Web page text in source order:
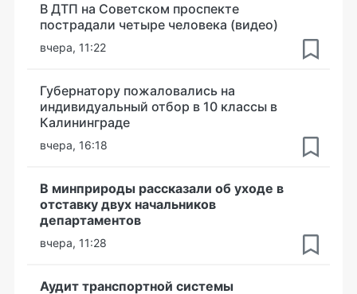
В ДТП на Советском проспекте
пострадали четыре человека (видео)
вчера, 11:22
Губернатору пожаловались на
индивидуальный отбор в 10 классы в
Калининграде
вчера, 16:18
В минприроды рассказали об уходе в
отставку двух начальников
департаментов
вчера, 11:28
Аудит транспортной системы